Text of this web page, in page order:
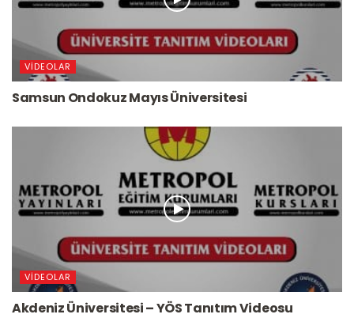
VIDEOLAR
Samsun Ondokuz Mayıs Üniversitesi
VIDEOLAR
Akdeniz Üniversitesi – YÖS Tanıtım Videosu